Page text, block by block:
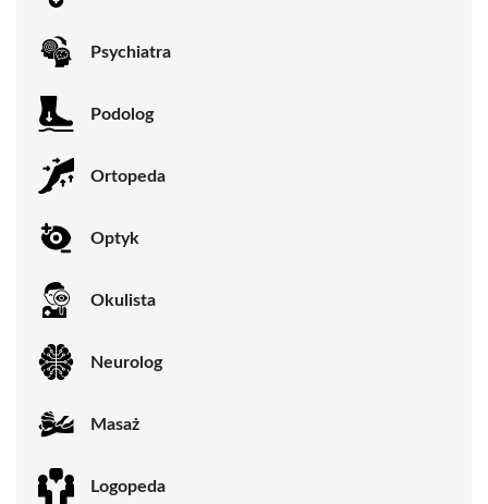
Psychiatra
Podolog
Ortopeda
Optyk
Okulista
Neurolog
Masaż
Logopeda